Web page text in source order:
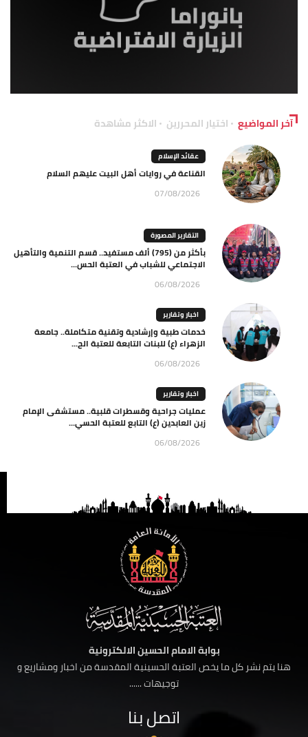
آخر المواضيع اختيار المحررين الاكثر مشاهدة
عقائد الإسلام
القناعة في روايات أهل البيت عليهم السلام
07/08/2026
التقارير المصورة
بأكثر من (795) ألف مستفيد.. قسم التنمية والتأهيل
الاجتماعي للشباب في العتبة الحس...
06/08/2026
اخبار وتقارير
خدمات طبية وإرشادية وتقنية متكاملة.. جامعة
الزهراء (ع) للبنات التابعة للعتبة الح...
06/08/2026
اخبار وتقارير
عمليات جراحية وقسطرات قلبية.. مستشفى الإمام
زين العابدين (ع) التابع للعتبة الحسي...
06/08/2026
بوابة الامام الحسين الالكترونية
هنا يتم نشر كل ما يخص العتبة الحسينية المقدسة من اخبار ومشاريع و
توجيهات ......
اتصل بنا